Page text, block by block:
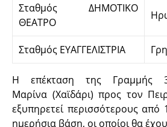
Σταθμός ΔΗΜΟΤΙΚΟ
ΘΕΑΤΡΟ
Σταθμός ΕΥΑΓΓΕΛΙΣΤΡΙΑ
Η επέκταση της
Μαρίνα (Χαϊδάρι) προς τον
εξυπηρετεί περισσότερους από
ημερήσια βάση, οι οποίοι θα